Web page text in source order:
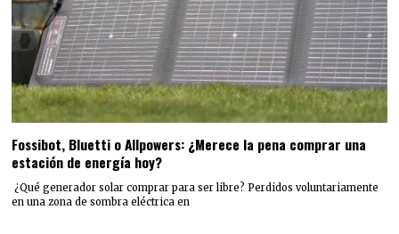
Fossibot, Bluetti o Allpowers: ¿Merece la pena comprar una
estación de energía hoy?
¿Qué generador solar comprar para ser libre? Perdidos voluntariamente
en una zona de sombra eléctrica en